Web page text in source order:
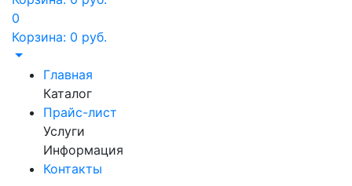
0
Корзина: 0 руб.
Главная
Каталог
Прайс-лист
Услуги
Информация
Контакты